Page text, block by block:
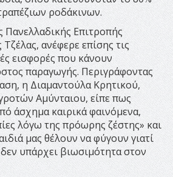
ροδάκινων.
Επιτροπής
ανέφερε επίσης τις
εισφορές που κάνουν
παραγωγής. Περιγράφοντας
η Διαμαντούλα Κρητικού,
Αμύνταιου, είπε πως
άσχημα καιρικά φαινόμενα,
λόγω της πρόωρης ζέστης» και
μας θέλουν να φύγουν γιατί
υπάρχει βιωσιμότητα στον